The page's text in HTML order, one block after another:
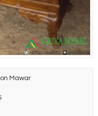
Mawar